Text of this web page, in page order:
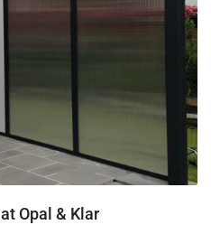
Opal & Klar